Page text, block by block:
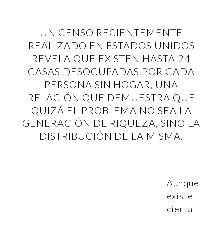
UN CENSO RECIENTEMENTE
REALIZADO EN ESTADOS UNIDOS
REVELA QUE EXISTEN HASTA 24
CASAS DESOCUPADAS POR CADA
PERSONA SIN HOGAR, UNA
RELACIÓN QUE DEMUESTRA QUE
QUIZÁ EL PROBLEMA NO SEA LA
GENERACIÓN DE RIQUEZA, SINO LA
DISTRIBUCIÓN DE LA MISMA.
Aunque
existe
cierta